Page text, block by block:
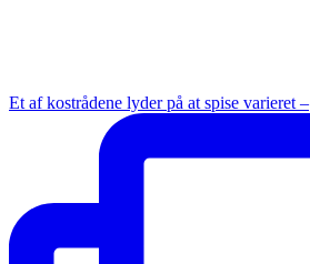
Et af kostrådene lyder på at spise varieret –